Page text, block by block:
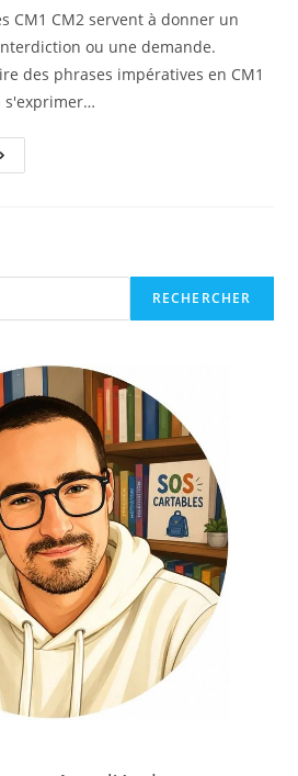
CM1 CM2 servent à donner un
ou une demande.
des phrases impératives en CM1
s'exprimer…
RECHERCHER